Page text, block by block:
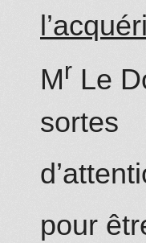
Mr Le
sortes
pour